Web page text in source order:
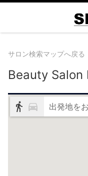
サロン検索マップへ戻る
Beauty Salon
出発地を